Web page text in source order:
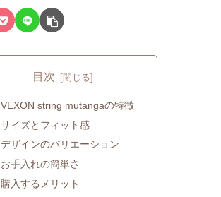
目次
VEXON string mutangaの特徴
サイズとフィット感
デザインのバリエーション
お手入れの簡単さ
購入するメリット